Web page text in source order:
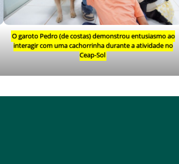
O garoto Pedro (de costas) demonstrou entusiasmo ao
interagir com uma cachorrinha durante a atividade no
Ceap-Sol